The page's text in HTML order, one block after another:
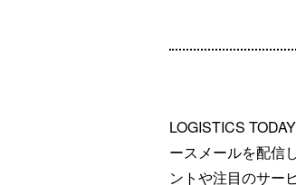
LOGISTICS
ースメールを配信
ントや注目のサー